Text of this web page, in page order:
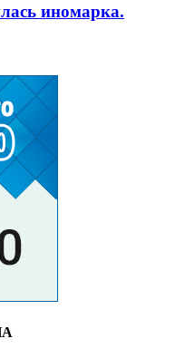
иномарка.